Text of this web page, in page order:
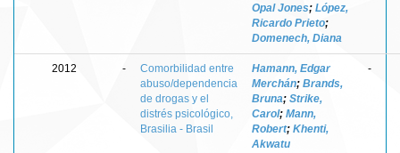
Opal Jones; López,
Ricardo Prieto;
Domenech, Diana
2012 -
Comorbilidad entre
abuso/dependencia
de drogas y el
distrés psicológico,
Brasilia - Brasil
Hamann, Edgar
Merchán; Brands,
Bruna; Strike,
Carol; Mann,
Robert; Khenti,
Akwatu
-